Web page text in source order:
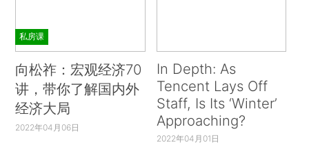
私房课
向松祚：宏观经济70
讲，带你了解国内外
经济大局
2022年04月06日
In Depth: As
Tencent Lays Off
Staff, Is Its ‘Winter’
Approaching?
2022年04月01日